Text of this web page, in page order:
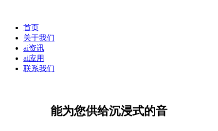
首页
关于我们
ai资讯
ai应用
联系我们
能为您供给沉浸式的音